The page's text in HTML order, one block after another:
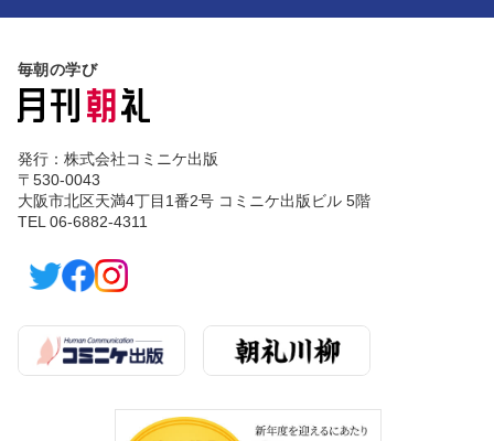
毎朝の学び
発行：株式会社コミニケ出版
〒530-0043
大阪市北区天満4丁目1番2号 コミニケ出版ビル 5階
TEL 06-6882-4311